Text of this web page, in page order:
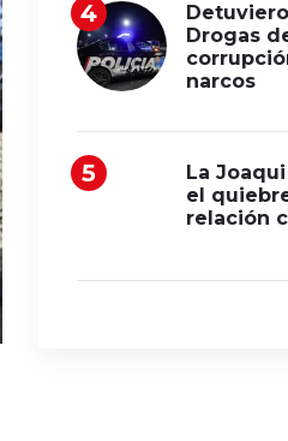
Drogas
narcos
La
el
relación